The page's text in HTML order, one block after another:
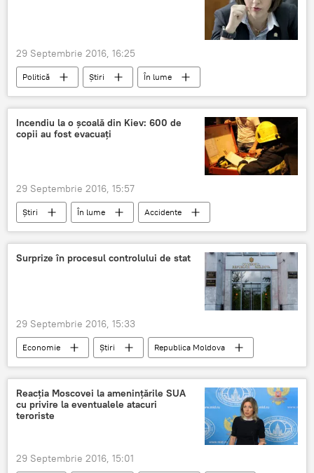
29 Septembrie 2016, 16:25
Politică Știri
În lume
Opinie
România
Laura Codruța Kovesi
DNA
Deutsche Welle
teză
Incendiu la o școală din Kiev: 600 de
copii au fost evacuați
29 Septembrie 2016, 15:57
Știri În lume
Accidente
Kiev
copii Incendiu
școală
scurt circuit
Surprize în procesul controlului de stat
29 Septembrie 2016, 15:33
Economie Știri
Republica Moldova
Ministerul Economiei
agent economic
Moldova
moratoriu
Reacția Moscovei la ameninţările SUA
cu privire la eventualele atacuri
teroriste
29 Septembrie 2016, 15:01